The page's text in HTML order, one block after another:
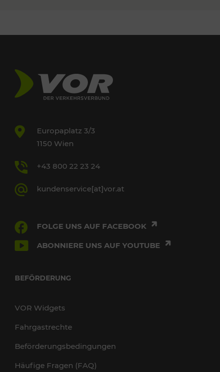
Europaplatz 3/3
1150 Wien
+43 800 22 23 24
kundenservice[at]vor.at
FOLGE UNS AUF FACEBOOK
ABONNIERE UNS AUF YOUTUBE
BEFÖRDERUNG
VOR Widgets
Fahrgastrechte
Beförderungsbedingungen
Häufige Fragen (FAQ)